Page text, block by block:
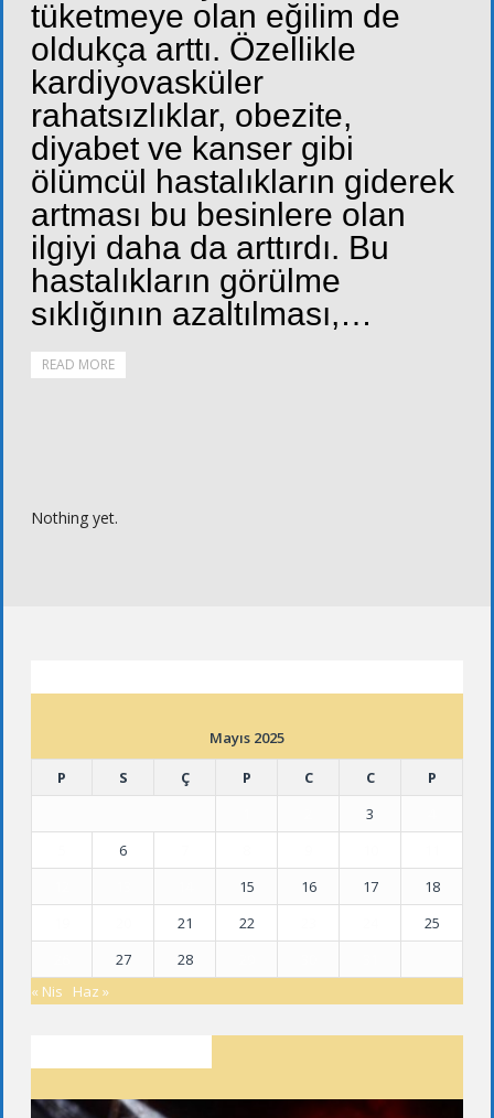
tüketmeye olan eğilim de
oldukça arttı. Özellikle
kardiyovasküler
rahatsızlıklar, obezite,
diyabet ve kanser gibi
ölümcül hastalıkların giderek
artması bu besinlere olan
ilgiyi daha da arttırdı. Bu
hastalıkların görülme
sıklığının azaltılması,…
READ MORE
Nothing yet.
Mayıs 2025
P
S Ç P C C
P
3
6
15 16 17
18
21 22
25
27 28
« Nis
Haz »